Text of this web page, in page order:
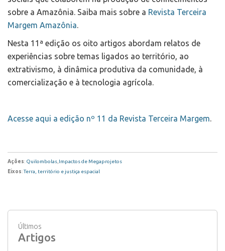
sobre a Amazônia. Saiba mais sobre a Revista Terceira
Margem Amazônia.
Nesta 11ª edição os oito artigos abordam relatos de
experiências sobre temas ligados ao território, ao
extrativismo, à dinâmica produtiva da comunidade, à
comercialização e à tecnologia agrícola.
Acesse aqui a edição nº 11 da Revista Terceira Margem.
Ações: Quilombolas Impactos de Megaprojetos
Eixos:Terra, território e justiça espacial
Últimos
Artigos